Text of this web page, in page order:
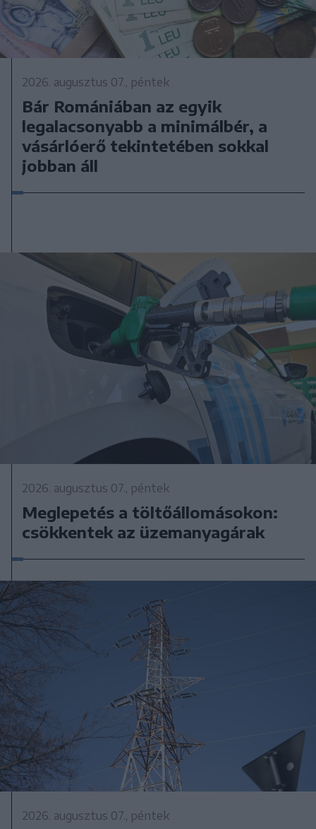
2026. augusztus 07., péntek
Bár Romániában az egyik
legalacsonyabb a minimálbér, a
vásárlóerő tekintetében sokkal
jobban áll
2026. augusztus 07., péntek
Meglepetés a töltőállomásokon:
csökkentek az üzemanyagárak
2026. augusztus 07., péntek